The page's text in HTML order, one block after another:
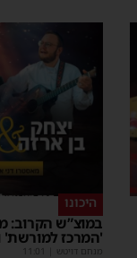
היכונו
במוצ”ש הקרוב:
'המרכז למורשת'
מנחם דויטש 11:01